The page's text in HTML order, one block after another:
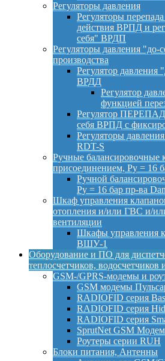
Регуляторы давления
Регуляторы
действия ВРПД и
себя" ВРДП
Регуляторы давления "до-
производства
Регулятор давления
ВРДД
Регулятор
функцией
Регулятор
себя ВРПД с
Регуляторы
RDT-S
Ручные балансировочные
присоединением, Py = 16
Ручной
Py = 16 бар пр-ва
Шкаф управления
отопления и/или ГВС и/
вентиляции
Шкафы управления
ВШУ-1
Оборудование и ПО для
теплосчетчиков, водосчетчиков
GSM-/GPRS-модемы и
GSM модемы
RADIOFID серия
RADIOFID серия
RADIOFID серия
SprutNet GSM
Роутеры серии RUH
Блоки питания, Антенны